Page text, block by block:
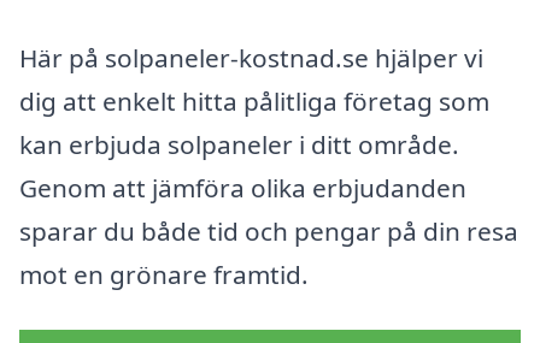
Här på solpaneler-kostnad.se hjälper vi
dig att enkelt hitta pålitliga företag som
kan erbjuda solpaneler i ditt område.
Genom att jämföra olika erbjudanden
sparar du både tid och pengar på din resa
mot en grönare framtid.